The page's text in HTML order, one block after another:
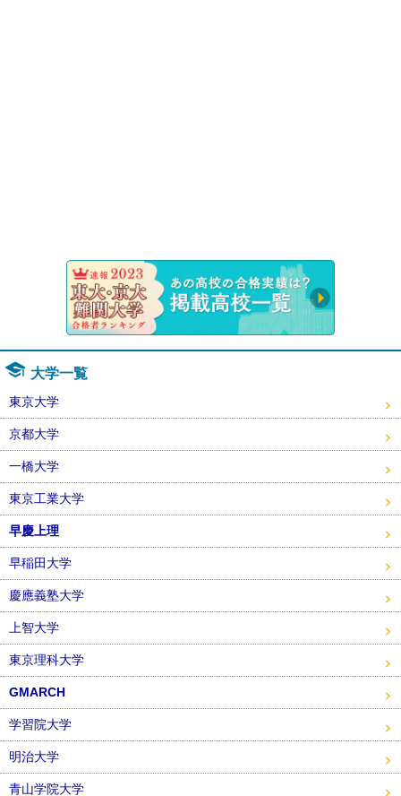
大学一覧
東京大学
京都大学
一橋大学
東京工業大学
早慶上理
早稲田大学
慶應義塾大学
上智大学
東京理科大学
GMARCH
学習院大学
明治大学
青山学院大学